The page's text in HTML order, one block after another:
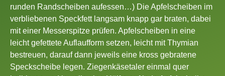
runden Randscheiben aufessen…) Die Apfelscheiben im
verbliebenen Speckfett langsam knapp gar braten, dabei
mit einer Messerspitze prüfen. Apfelscheiben in eine
leicht gefettete Auflaufform setzen, leicht mit Thymian
bestreuen, darauf dann jeweils eine kross gebratene
Speckscheibe legen. Ziegenkäsetaler einmal quer